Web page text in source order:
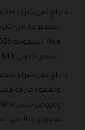
المصنوعة من
السعر الأصلي 849 ريال سعودي، أي بنسبة خصم 55% .
والقهوة ماركة